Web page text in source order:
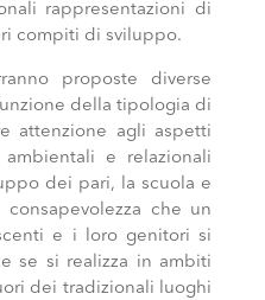
rappresentazioni di
compiti di sviluppo.
proposte diverse
della tipologia di
attenzione agli aspetti
e relazionali
dei pari, la scuola e
che un
e i loro genitori si
se si realizza in ambiti
dei tradizionali luoghi